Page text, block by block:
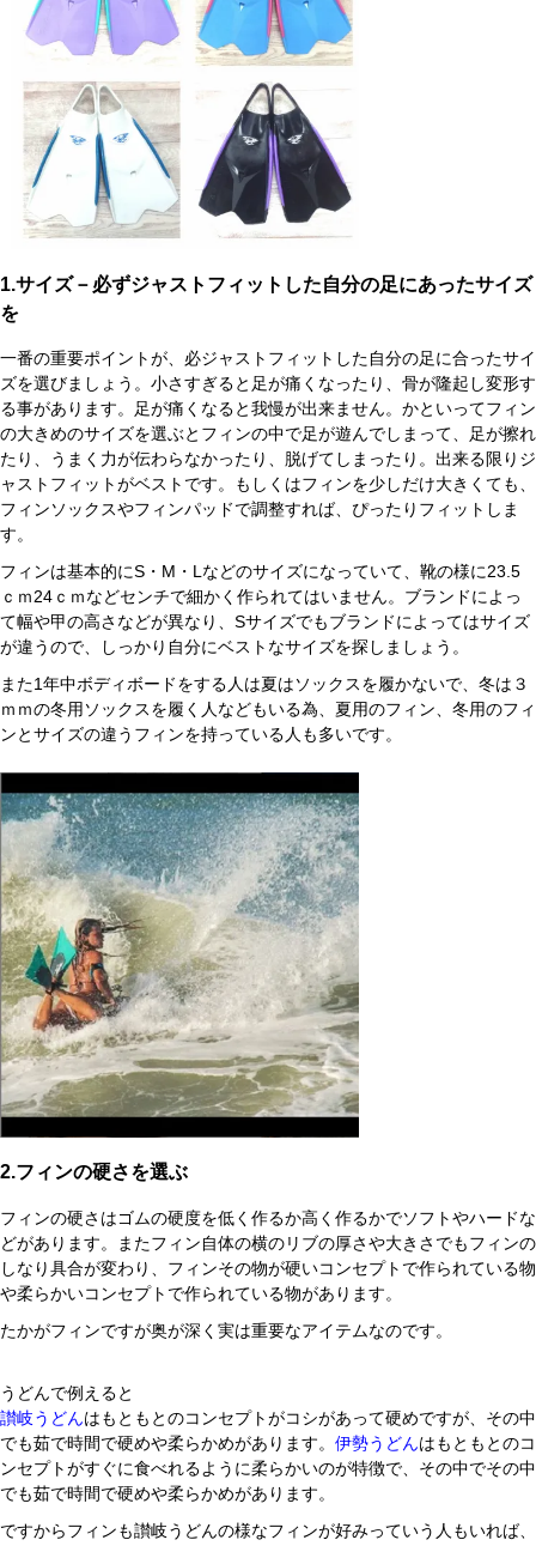
1.サイズ－必ずジャストフィットした自分の足にあったサイズ
を
一番の重要ポイントが、必ジャストフィットした自分の足に合ったサイ
ズを選びましょう。小さすぎると足が痛くなったり、骨が隆起し変形す
る事があります。足が痛くなると我慢が出来ません。かといってフィン
の大きめのサイズを選ぶとフィンの中で足が遊んでしまって、足が擦れ
たり、うまく力が伝わらなかったり、脱げてしまったり。出来る限りジ
ャストフィットがベストです。もしくはフィンを少しだけ大きくても、
フィンソックスやフィンパッドで調整すれば、ぴったりフィットしま
す。
フィンは基本的にS・M・Lなどのサイズになっていて、靴の様に23.5
ｃｍ24ｃｍなどセンチで細かく作られてはいません。ブランドによっ
て幅や甲の高さなどが異なり、Sサイズでもブランドによってはサイズ
が違うので、しっかり自分にベストなサイズを探しましょう。
また1年中ボディボードをする人は夏はソックスを履かないで、冬は３
ｍｍの冬用ソックスを履く人などもいる為、夏用のフィン、冬用のフィ
ンとサイズの違うフィンを持っている人も多いです。
2.フィンの硬さを選ぶ
フィンの硬さはゴムの硬度を低く作るか高く作るかでソフトやハードな
どがあります。またフィン自体の横のリブの厚さや大きさでもフィンの
しなり具合が変わり、フィンその物が硬いコンセプトで作られている物
や柔らかいコンセプトで作られている物があります。
たかがフィンですが奥が深く実は重要なアイテムなのです。
うどんで例えると
讃岐うどんはもともとのコンセプトがコシがあって硬めですが、その中
でも茹で時間で硬めや柔らかめがあります。 伊勢うどんはもともとのコ
ンセプトがすぐに食べれるように柔らかいのが特徴で、その中でその中
でも茹で時間で硬めや柔らかめがあります。
ですからフィンも讃岐うどんの様なフィンが好みっていう人もいれば、